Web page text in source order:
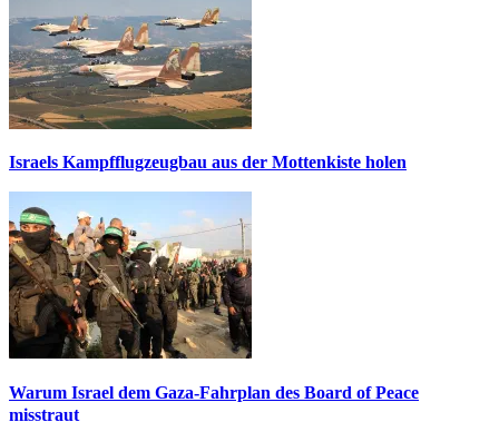
Israels Kampfflugzeugbau aus der Mottenkiste holen
Warum Israel dem Gaza-Fahrplan des Board of Peace
misstraut